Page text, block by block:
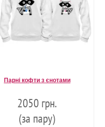
Парні кофти з єнотами
2050 грн.
(за пару)